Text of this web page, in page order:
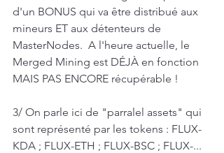
d'un BONUS qui va être distribué aux
mineurs ET aux détenteurs de
MasterNodes.  A l'heure actuelle, le
Merged Mining est DÉJÀ en fonction
MAIS PAS ENCORE récupérable !
3/ On parle ici de "parralel assets" qui
sont représenté par les tokens : FLUX-
KDA ; FLUX-ETH ; FLUX-BSC ; FLUX-...